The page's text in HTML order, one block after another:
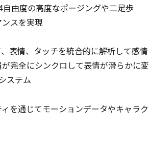
由度の高度なポージングや二足歩
スを実現
表情、タッチを統合的に解析して感情
完全にシンクロして表情が滑らかに変
ステム
を通じてモーションデータやキャラク